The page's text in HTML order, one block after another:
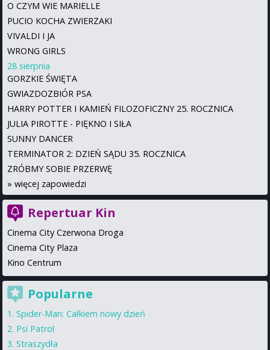
O CZYM WIE MARIELLE
PUCIO KOCHA ZWIERZAKI
VIVALDI I JA
WRONG GIRLS
28 sierpnia
GORZKIE ŚWIĘTA
GWIAZDOZBIÓR PSA
HARRY POTTER I KAMIEŃ FILOZOFICZNY 25. ROCZNICA
JULIA PIROTTE - PIĘKNO I SIŁA
SUNNY DANCER
TERMINATOR 2: DZIEŃ SĄDU 35. ROCZNICA
ZRÓBMY SOBIE PRZERWĘ
» więcej zapowiedzi
Repertuar Kin
Cinema City Czerwona Droga
Cinema City Plaza
Kino Centrum
Popularne
Spider-Man: Całkiem nowy dzień
Psi Patrol
Straszydła